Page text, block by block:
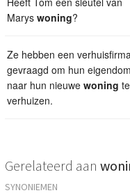
Marys woning?
Ze hebben een verhuisfirma
gevraagd om hun
naar hun nieuwe woning te
verhuizen.
Gerelateerd aan
SYNONIEMEN